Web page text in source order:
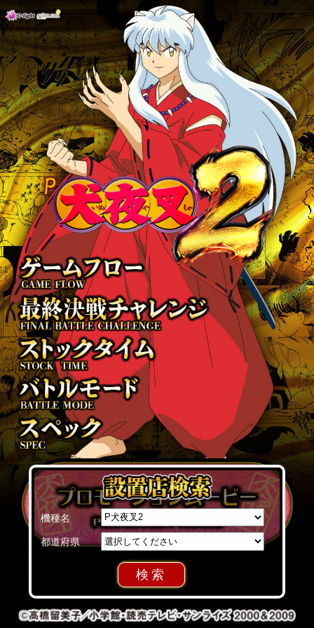
機種名
都道府県
検索